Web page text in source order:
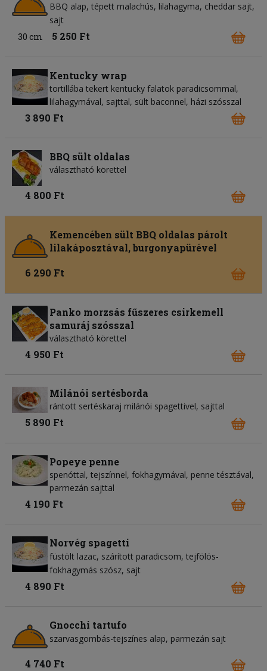
BBQ alap tépett malachús lilahagyma cheddar sajt
sajt
30 cm
5 250 Ft
Kentucky wrap
tortillába tekert kentucky falatok paradicsommal,
lilahagymával, sajttal, sült baconnel, házi szósszal
3 890 Ft
BBQ sült oldalas
választható körettel
4 800 Ft
Kemencében sült BBQ oldalas párolt
lilakáposztával, burgonyapürével
6 290 Ft
Panko morzsás fűszeres csirkemell
samuráj szósszal
választható körettel
4 950 Ft
Milánói sertésborda
rántott sertéskaraj milánói spagettivel, sajttal
5 890 Ft
Popeye penne
spenóttal, tejszínnel, fokhagymával, penne tésztával,
parmezán sajttal
4 190 Ft
Norvég spagetti
füstölt lazac szárított paradicsom tejfölös-
fokhagymás szósz sajt
4 890 Ft
Gnocchi tartufo
szarvasgombás-tejszínes alap parmezán sajt
4 740 Ft